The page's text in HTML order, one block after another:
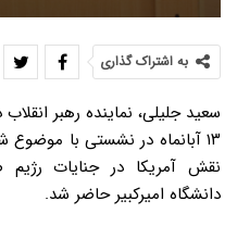
به اشتراک گذاری
سعید جلیلی، نماینده رهبر
۱۳ آبانماه در نشستی با
نقش آمریکا در جنایات
دانشگاه امیرکبیر حاضر شد.